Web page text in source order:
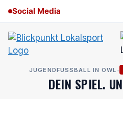
Skip
content
Social Media
JUGENDFUSSBALL IN OWL •
DEIN SPIEL.